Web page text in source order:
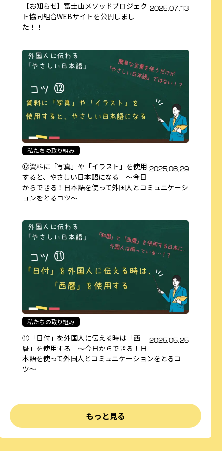
2025.07.13
【お知らせ】富士山メソッドプロジェク
ト協同組合WEBサイトを公開しまし
た！！
私たちの取り組み
2025.06.29
⑫資料に「写真」や「イラスト」を使用
すると、やさしい日本語になる 〜今日
からできる！日本語を使って外国人とコミュニケーシ
ョンをとるコツ〜
私たちの取り組み
2025.05.25
⑪「日付」を外国人に伝える時は「西
暦」を使用する 〜今日からできる！日
本語を使って外国人とコミュニケーションをとるコ
ツ〜
もっと見る